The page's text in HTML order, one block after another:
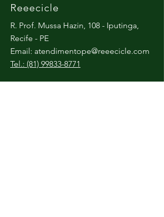
Reeecicle
R. Prof. Mussa Hazin, 108 - Iputinga,
Recife - PE
Email: atendimentope@reeecicle.com
Tel.: (81) 99833-8771